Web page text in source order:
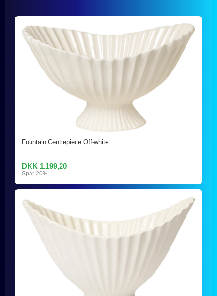
Fountain Centrepiece Off-white
DKK 1.199,20
Spar 20%